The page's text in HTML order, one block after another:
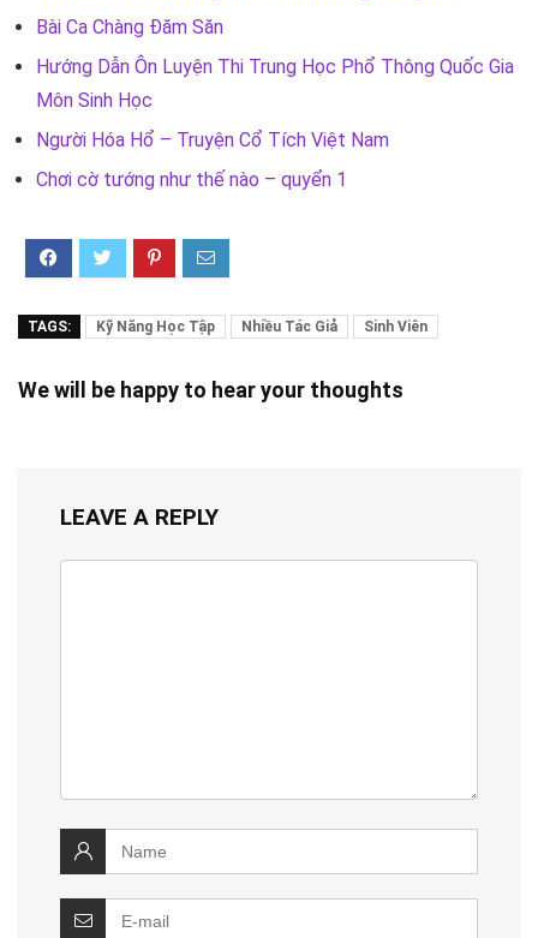
Bài Ca Chàng Đăm Săn
Hướng Dẫn Ôn Luyện Thi Trung Học Phổ Thông Quốc Gia
Môn Sinh Học
Người Hóa Hổ – Truyện Cổ Tích Việt Nam
Chơi cờ tướng như thế nào – quyển 1
TAGS: Kỹ Năng Học Tập Nhiều Tác Giả Sinh Viên
We will be happy to hear your thoughts
LEAVE A REPLY